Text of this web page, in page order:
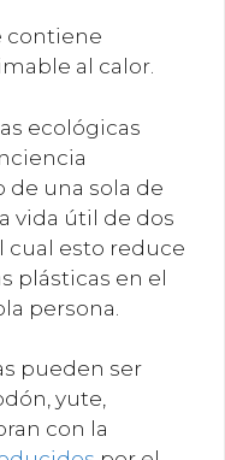
contiene
al calor.
ecológicas
de una sola de
vida útil de dos
cual esto reduce
plásticas en el
persona.
pueden ser
yute,
con la